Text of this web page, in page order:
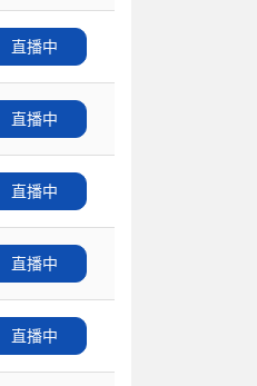
直播中
直播中
直播中
直播中
直播中